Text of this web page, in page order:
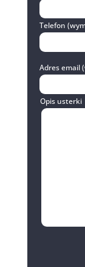
Telefon
Adres email
Opis usterki